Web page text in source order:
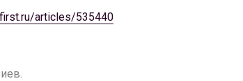
articles/535440